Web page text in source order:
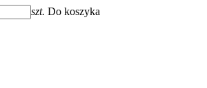
szt. Do koszyka